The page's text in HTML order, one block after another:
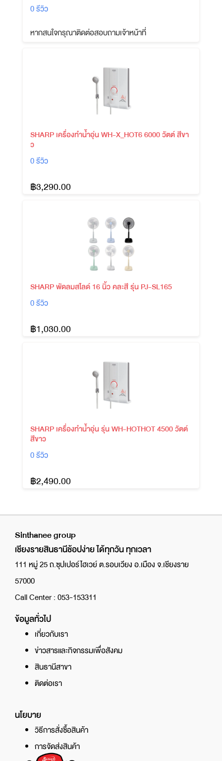
0 รีวิว
หากสนใจกรุณาติดต่อสอบถามเจ้าหน้าที่
SHARP เครื่องทำน้ำอุ่น WH-X_HOT6 6000 วัตต์ สีขา
ว
0 รีวิว
฿3,290.00
SHARP พัดลมสไลด์ 16 นิ้ว คละสี รุ่น PJ-SL165
0 รีวิว
฿1,030.00
SHARP เครื่องทำน้ำอุ่น รุ่น WH-HOTHOT 4500 วัตต์
สีขาว
0 รีวิว
฿2,490.00
Sinthanee group
เชียงรายสินธานีช้อปง่าย ได้ทุกวัน ทุกเวลา
111 หมู่ 25 ถ.ซุปเปอร์ไฮเวย์ ต.รอบเวียง อ.เมือง จ.เชียงราย
57000
Call Center : 053-153311
ข้อมูลทั่วไป
เกี่ยวกับเรา
ข่าวสารและกิจกรรมเพื่อสังคม
สินธานีสาขา
ติดต่อเรา
นโยบาย
วิธีการสั่งซื้อสินค้า
การจัดส่งสินค้า